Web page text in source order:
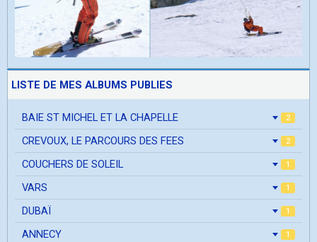
LISTE DE MES ALBUMS PUBLIES
BAIE ST MICHEL ET LA CHAPELLE 2
CREVOUX, LE PARCOURS DES FEES 2
COUCHERS DE SOLEIL 1
VARS 1
DUBAÏ 1
ANNECY 1